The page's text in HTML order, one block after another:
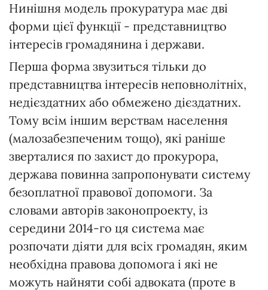
Нинішня модель прокуратура має дві
форми цієї функції - представництво
інтересів громадянина і держави.
Перша форма звузиться тільки до
представництва інтересів неповнолітніх,
недієздатних або обмежено дієздатних.
Тому всім іншим верствам населення
(малозабезпеченим тощо), які раніше
зверталися по захист до прокурора,
держава повинна запропонувати систему
безоплатної правової допомоги. За
словами авторів законопроекту, із
середини 2014-го ця система має
розпочати діяти для всіх громадян, яким
необхідна правова допомога і які не
можуть найняти собі адвоката (проте в